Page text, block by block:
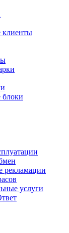
клиенты
рекламации
услуги